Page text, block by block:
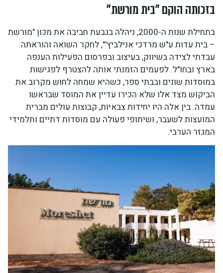
בזכותה הוקם "בית מורשת"
בתחילת שנות ה-2000, ניהלה בגבעת חביבה את מכון "מורשת
– בית עדות ע"ש מרדכי אנילביץ'", לחקר השואה והוראתה.
עבדתי לצידה בשיווק, בעיצוב ובפרסום הפעילות הענפה
בארץ ובחו"ל. לפעמים הזמנתי אותה להצטרף לפגישות
במוסדות שונים ובבתי ספר, כשהיא שמחה לחוש מקרוב את
הביקוש מצד אלו שלא הִכירו עדיין את המוסד שבראשו
עמדה. בין אלה היו יחידות צבאיות, קבוצות עולים מברית
המועצות לשעבר, ושיתופי פעולה עם מוסדות דתיים ותלמידי
המגזר הערבי.